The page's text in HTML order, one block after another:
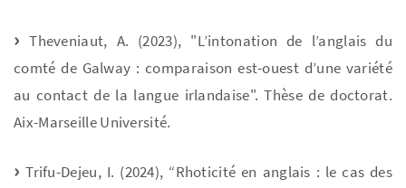
Theveniaut, A. (2023), "L’intonation de l’anglais du
comté de Galway : comparaison est-ouest d’une variété
au contact de la langue irlandaise". Thèse de doctorat.
Aix-Marseille Université.
Trifu-Dejeu, I. (2024), “Rhoticité en anglais : le cas des